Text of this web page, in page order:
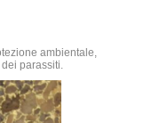
ambientale,
parassiti.